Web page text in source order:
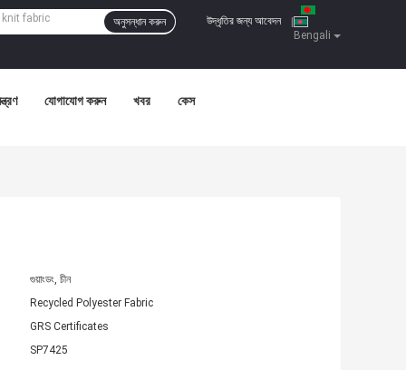
Bengali
উদ্ধৃতির জন্য আবেদন
অনুসন্ধান করুন
যোগাযোগ করুন খবর কেস
গুয়াংডং, চীন
Recycled Polyester Fabric
GRS Certificates
SP7425